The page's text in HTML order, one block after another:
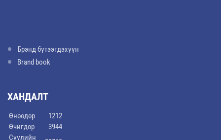
Брэнд бүтээгдэхүүн
Brand book
ХАНДАЛТ
Өнөөдөр
1212
Өчигдөр
3944
Сүүлийн